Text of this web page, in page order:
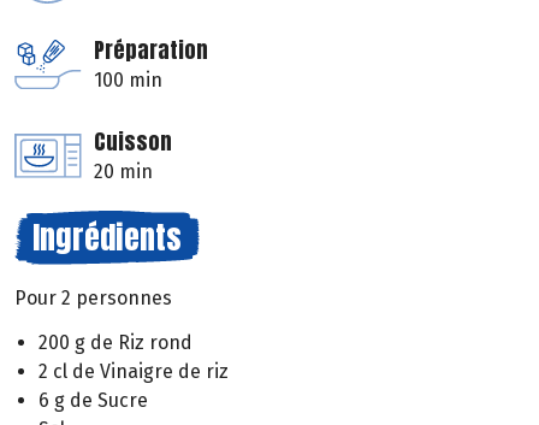
Préparation
100 min
Cuisson
20 min
Ingrédients
Pour 2 personnes
200 g de Riz rond
2 cl de Vinaigre de riz
6 g de Sucre